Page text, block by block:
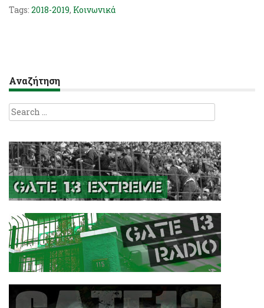
Tags: 2018-2019, Κοινωνικά
Αναζήτηση
Search
for: